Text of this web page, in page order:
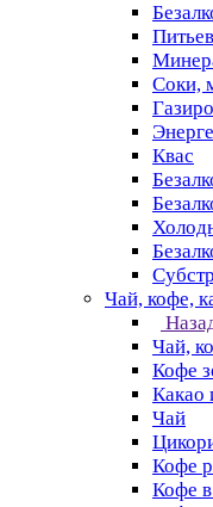
Соки,
Квас
Чай, кофе,
Чай,
Кофе
Какао
Чай
Кофе
Кофе